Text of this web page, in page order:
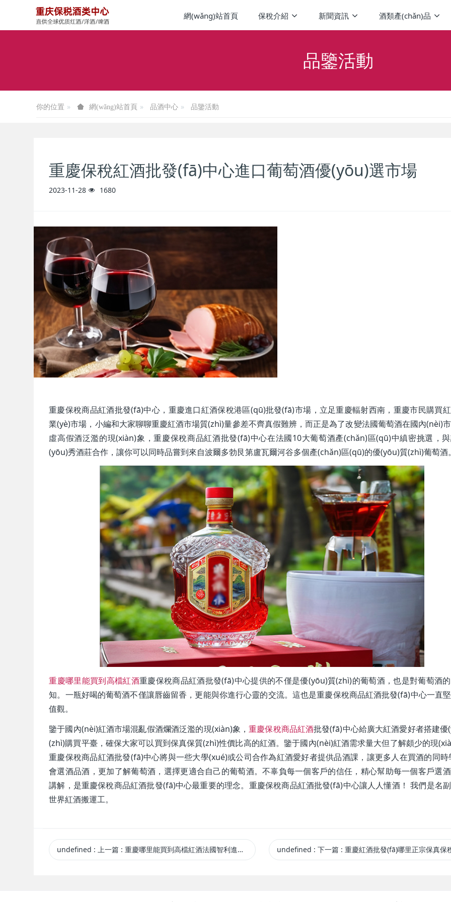
網(wǎng)站首頁 保稅介紹 新聞資訊 酒類產(chǎn)品
品鑒活動
你的位置 網(wǎng)站首頁 品酒中心 品鑒活動
重慶保稅紅酒批發(fā)中心進口葡萄酒優(yōu)選市場
2023-11-28 1680
重慶保稅商品紅酒批發(fā)中心，重慶進口紅酒保稅港區(qū)批發(fā)市場，立足重慶輻射西南，重慶市民購買
業(yè)市場，小編和大家聊聊重慶紅酒市場質(zhì)量參差不齊真假難辨，而正是為了改變法國葡萄酒在國內(nèi)
虛高假酒泛濫的現(xiàn)象，重慶保稅商品紅酒批發(fā)中心在法國10大葡萄酒產(chǎn)區(qū)中縝密挑選，
(yōu)秀酒莊合作，讓你可以同時品嘗到來自波爾多勃艮第盧瓦爾河谷多個產(chǎn)區(qū)的優(yōu)質(zhì)葡萄酒
重慶哪里能買到高檔紅酒重慶保稅商品紅酒批發(fā)中心提供的不僅是優(yōu)質(zhì)的葡萄酒，也是對葡萄酒
知。一瓶好喝的葡萄酒不僅讓唇齒留香，更能與你進行心靈的交流。這也是重慶保稅商品紅酒批發(fā)中心一直
值觀。
鑒于國內(nèi)紅酒市場混亂假酒爛酒泛濫的現(xiàn)象，重慶保稅商品紅酒批發(fā)中心給廣大紅酒愛好者搭建優
(zhì)購買平臺，確保大家可以買到保真保質(zhì)性價比高的紅酒。鑒于國內(nèi)紅酒需求量大但了解頗少的現
重慶保稅商品紅酒批發(fā)中心將與一些大學(xué)或公司合作為紅酒愛好者提供品酒課，讓更多人在買酒的同
會選酒品酒，更加了解葡萄酒，選擇更適合自己的葡萄酒。不辜負每一個客戶的信任，精心幫助每一個客戶選
講解，是重慶保稅商品紅酒批發(fā)中心最重要的理念。重慶保稅商品紅酒批發(fā)中心讓人人懂酒！ 我們是名
世界紅酒搬運工。
undefined :上一篇 : 重慶哪里能買到高檔紅酒法國智利進口紅酒 undefined : 下一篇 : 重慶紅酒批發(fā)哪里正宗保真保稅商品